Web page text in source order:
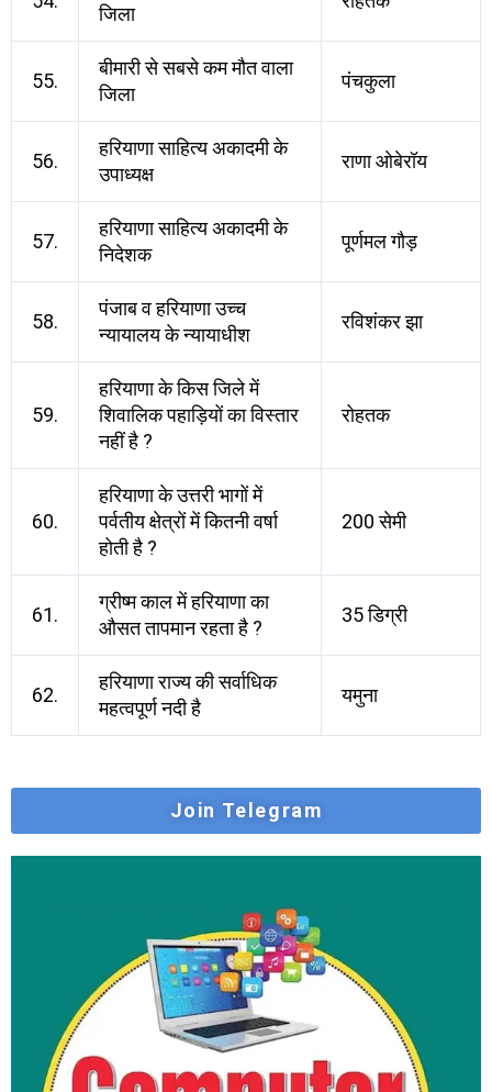
जिला
55.
बीमारी से सबसे कम मौत वाला
जिला
पंचकुला
56.
हरियाणा साहित्य अकादमी के
उपाध्यक्ष
राणा ओबेरॉय
57.
हरियाणा साहित्य अकादमी के
निदेशक
पूर्णमल गौड़
58.
पंजाब व हरियाणा उच्च
न्यायालय के न्यायाधीश
रविशंकर झा
59.
हरियाणा के किस जिले में
शिवालिक पहाड़ियों का विस्तार
नहीं है ?
रोहतक
60.
हरियाणा के उत्तरी भागों में
पर्वतीय क्षेत्रों में कितनी वर्षा
होती है ?
200 सेमी
61.
ग्रीष्म काल में हरियाणा का
औसत तापमान रहता है ?
35 डिग्री
62.
हरियाणा राज्य की सर्वाधिक
महत्वपूर्ण नदी है
यमुना
Join Telegram